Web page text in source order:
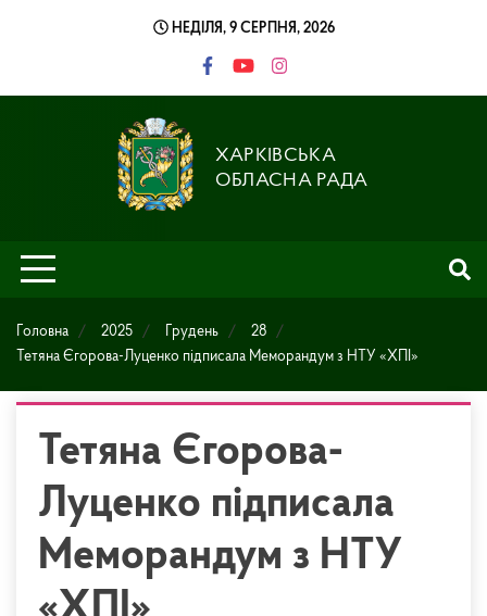
НЕДІЛЯ, 9 СЕРПНЯ, 2026
ХАРКІВСЬКА
ОБЛАСНА РАДА
Головна 2025 Грудень
28
Тетяна Єгорова-Луценко підписала Меморандум з НТУ «ХПІ»
Тетяна Єгорова-
Луценко підписала
Меморандум з НТУ